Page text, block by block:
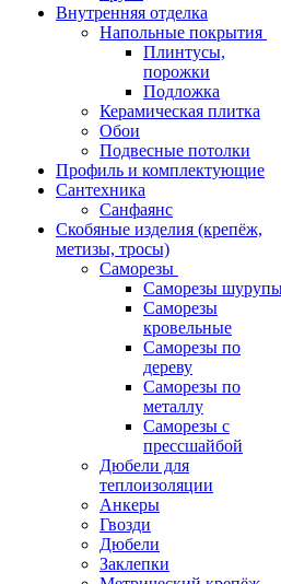
Внутренняя отделка
Напольные покрытия
Плинтусы,
порожки
Подложка
Керамическая плитка
Обои
Подвесные потолки
Профиль и комплектующие
Сантехника
Санфаянс
Скобяные изделия (крепёж,
метизы, тросы)
Саморезы
Саморезы
Саморезы
кровельные
Саморезы по
дереву
Саморезы по
металлу
Саморезы с
прессшайбой
Дюбели для
теплоизоляции
Анкеры
Гвозди
Дюбели
Заклепки